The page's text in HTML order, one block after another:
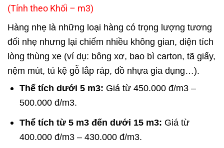
(Tính theo Khối – m3)
Hàng nhẹ là những loại hàng có trọng lượng tương
đối nhẹ nhưng lại chiếm nhiều không gian, diện tích
lòng thùng xe (ví dụ: bông xơ, bao bì carton, tã giấy,
nệm mút, tủ kệ gỗ lắp ráp, đồ nhựa gia dụng…).
Thể tích dưới 5 m3: Giá từ 450.000 đ/m3–
500.000 đ/m3.
Thể tích từ 5 m3đến dưới 15 m3: Giá từ
400.000 đ/m3– 430.000 đ/m3.